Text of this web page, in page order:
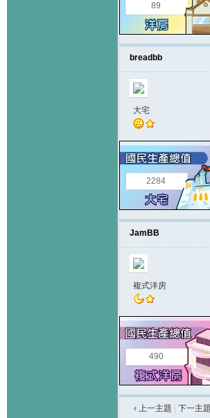
89
breadbb
大宅
2284
JamBB
複式洋房
490
‹ 上一主題 下一主題